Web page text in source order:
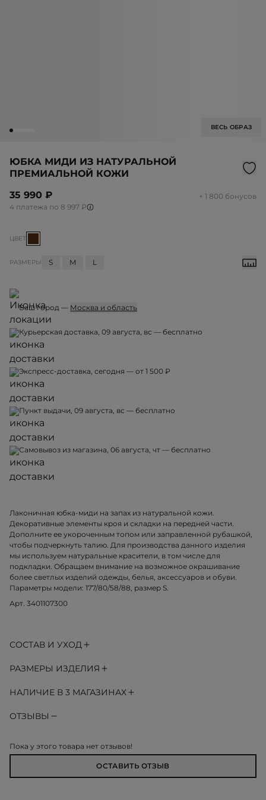
ВЕСЬ ОБРАЗ
ЮБКА МИДИ ИЗ НАТУРАЛЬНОЙ
ПРЕМИАЛЬНОЙ КОЖИ
35 990 ₽
+ 1 800 бонусов
4 платежа по 8 997 ₽
ЦВЕТ
РАЗМЕРЫ S M L
Ваш город — Москва и область
Курьерская доставка, 09 августа, вс — бесплатно
Экспресс-доставка, сегодня — от 1 500 ₽
Пункт выдачи, 09 августа, вс — бесплатно
Самовывоз из магазина, 06 августа, чт — бесплатно
Лаконичная юбка-миди на запах из натуральной кожи.
Декоративные элементы кроя и складки на передней части.
Дополните ее укороченным топом или заправленной рубашкой,
чтобы подчеркнуть талию. Для производства данного изделия
мы используем натуральные красители, в том числе для
подкладки. Обращаем внимание на возможное окрашивание
более светлых изделий одежды, белья, аксессуаров и обуви.
Параметры модели: 177/80/58/88, размер S.
Арт. 3401107300
СОСТАВ И УХОД
РАЗМЕРЫ ИЗДЕЛИЯ
НАЛИЧИЕ В 3 МАГАЗИНАХ
ОТЗЫВЫ
Пока у этого товара нет отзывов!
ОСТАВИТЬ ОТЗЫВ